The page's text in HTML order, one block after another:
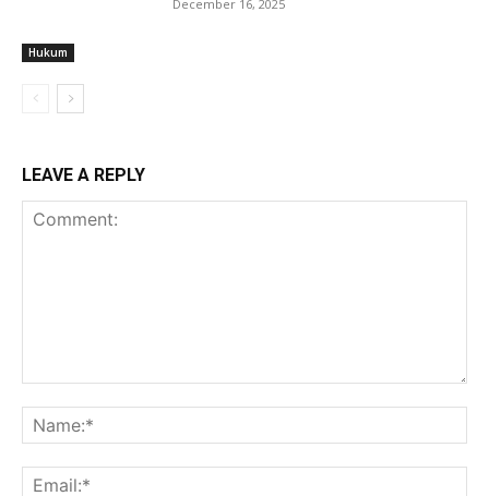
Hukum
December 16, 2025
LEAVE A REPLY